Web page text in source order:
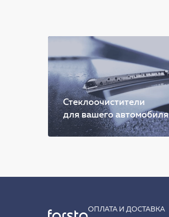
Стеклоочистители
для вашего автомобиля
ОПЛАТА И ДОСТАВКА